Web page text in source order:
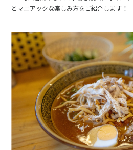
とマニアックな楽しみ方をご紹介します！